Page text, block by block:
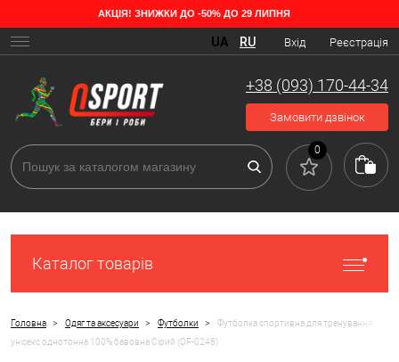
АКЦІЯ! ЗНИЖКИ ДО -50% ДО 29 ЛИПНЯ
Вхід Реєстрація
UA RU
+38 (093) 170-44-34
Замовити дзвінок
0
Каталог товарів
Головна > Одяг та аксесуари > Футболки >
Футболка спортивна для тренування
унісекс однотонна 100% бавовна Сірий (OF-0248)